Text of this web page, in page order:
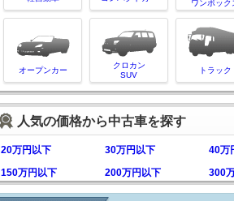
ワンボック
オープンカー
クロカン
SUV
トラック
人気の価格から中古車を探す
20万円以下 30万円以下 40万
150万円以下
200万円以下 300